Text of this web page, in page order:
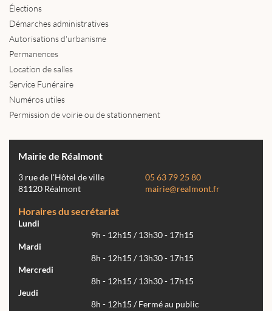
Élections
Démarches administratives
Autorisations d'urbanisme
Permanences
Location de salles
Service Funéraire
Numéros utiles
Permission de voirie ou de stationnement
Mairie de Réalmont
3 rue de l'Hôtel de ville
81120 Réalmont
05 63 79 25 80
mairie@realmont.fr
Horaires du secrétariat
Lundi
9h - 12h15 / 13h30 - 17h15
Mardi
8h - 12h15 / 13h30 - 17h15
Mercredi
8h - 12h15 / 13h30 - 17h15
Jeudi
8h - 12h15 / Fermé au public